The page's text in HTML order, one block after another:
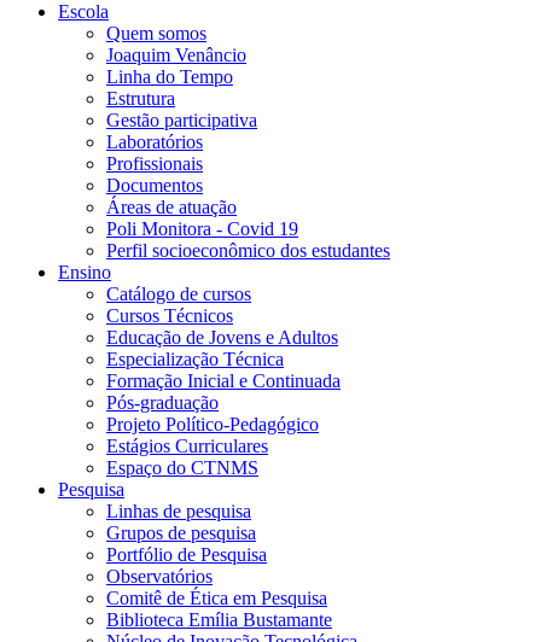
Escola
Quem somos
Joaquim Venâncio
Linha do Tempo
Estrutura
Gestão participativa
Laboratórios
Profissionais
Documentos
Áreas de atuação
Poli Monitora - Covid 19
Perfil socioeconômico dos estudantes
Ensino
Catálogo de cursos
Cursos Técnicos
Educação de Jovens e Adultos
Especialização Técnica
Formação Inicial e Continuada
Pós-graduação
Projeto Político-Pedagógico
Estágios Curriculares
Espaço do CTNMS
Pesquisa
Linhas de pesquisa
Grupos de pesquisa
Portfólio de Pesquisa
Observatórios
Comitê de Ética em Pesquisa
Biblioteca Emília Bustamante